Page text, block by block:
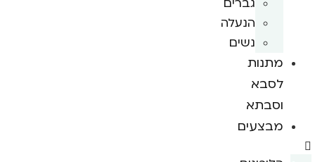
הנעלה
נשים
מתנות
לסבא
וסבתא
מבצעים